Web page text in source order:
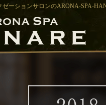
ゼーションサロンのARONA-SPA-